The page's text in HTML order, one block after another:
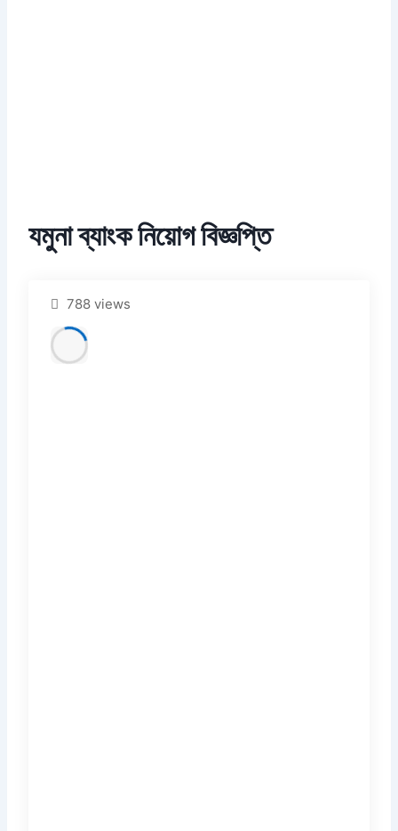
যমুনা ব্যাংক নিয়োগ বিজ্ঞপ্তি
788 views